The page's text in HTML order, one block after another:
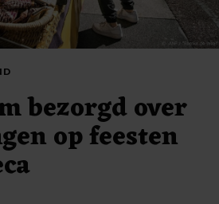
bezorgd over
op feesten